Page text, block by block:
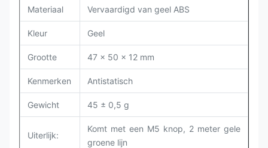
Materiaal Vervaardigd van geel ABS
Kleur Geel
Grootte 47 x 50 x 12 mm
Kenmerken Antistatisch
Gewicht 45 ± 0,5 g
Uiterlijk:
Komt met een M5 knop, 2 meter gele
groene lijn